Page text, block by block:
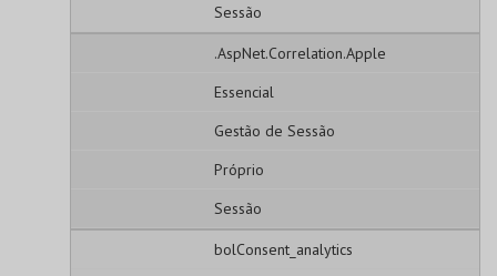
Sessão
.AspNet.Correlation.Apple
Essencial
Gestão de Sessão
Próprio
Sessão
bolConsent_analytics